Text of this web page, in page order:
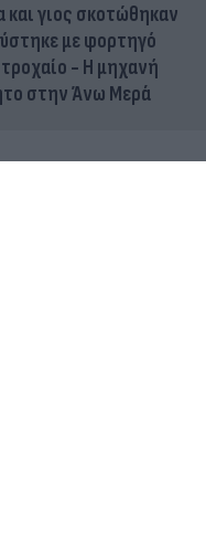
γιος σκοτώθηκαν
με φορτηγό
- Η μηχανή
στην Άνω Μερά